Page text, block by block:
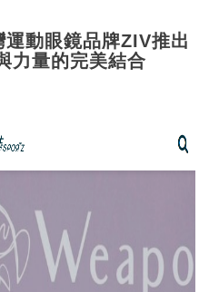
動眼鏡品牌ZIV推出
力量的完美結合